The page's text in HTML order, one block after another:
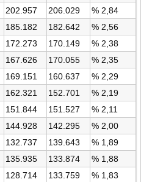
202.957 206.029
% 2,84
185.182 182.642
% 2,56
172.273 170.149
% 2,38
167.626 170.055
% 2,35
169.151 160.637
% 2,29
162.321 152.701
% 2,19
151.844 151.527
% 2,11
144.928 142.295
% 2,00
132.737 139.643
% 1,89
135.935 133.874
% 1,88
128.714 133.759
% 1,83